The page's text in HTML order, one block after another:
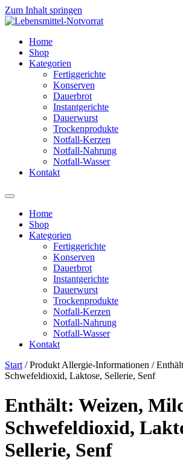
Zum Inhalt springen
Home
Shop
Kategorien
Fertiggerichte
Konserven
Dauerbrot
Instantgerichte
Dauerwurst
Trockenprodukte
Notfall-Kerzen
Notfall-Nahrung
Notfall-Wasser
Kontakt
Home
Shop
Kategorien
Fertiggerichte
Konserven
Dauerbrot
Instantgerichte
Dauerwurst
Trockenprodukte
Notfall-Kerzen
Notfall-Nahrung
Notfall-Wasser
Kontakt
Start / Produkt Allergie-Informationen /
Schwefeldioxid, Laktose, Sellerie, Senf
‎Enthält: Weizen,
Schwefeldioxid,
Sellerie, Senf